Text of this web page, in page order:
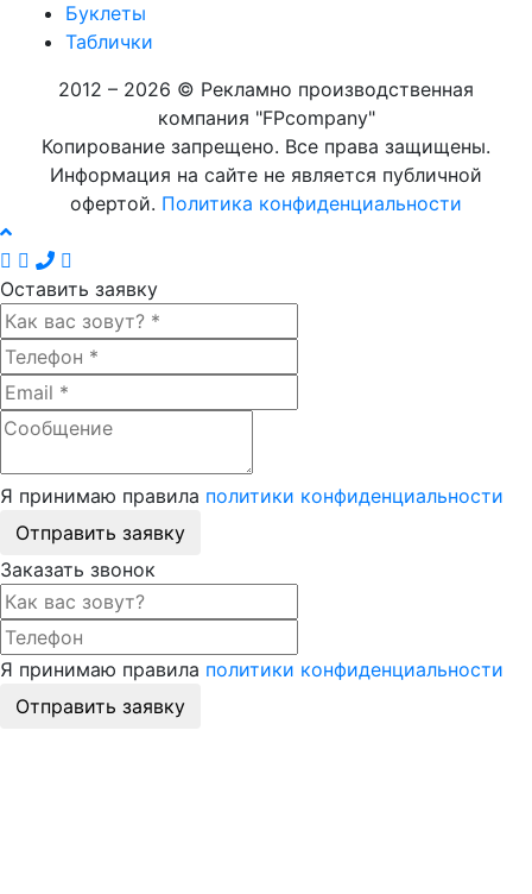
Буклеты
Таблички
2012 – 2026 © Рекламно производственная
компания "FPcompany"
Копирование запрещено. Все права защищены.
Информация на сайте не является публичной
офертой. Политика конфиденциальности
Оставить заявку
Я принимаю правила политики конфиденциальности
Отправить заявку
Заказать звонок
Я принимаю правила политики конфиденциальности
Отправить заявку